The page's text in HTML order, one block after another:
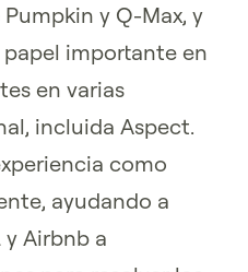
y Q-Max, y
importante en
en varias
incluida Aspect.
como
ayudando a
y Airbnb a